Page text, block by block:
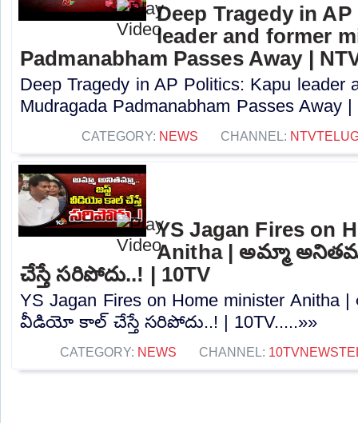
Deep Tragedy in
leader and former
Padmanabham Passes Away |
Deep Tragedy in AP Politics: Kapu leader
Mudragada Padmanabham Passes Away |
CATEGORY: NEWS CHANNEL:
YS Jagan Fires on
Anitha | అమ్మా
చేస్తే సరిపోదు..! | 10TV
YS Jagan Fires on Home minister
వీడియో కాల్ చేస్తే సరిపోదు..! | 10TV.....»»
CATEGORY: NEWS CHANNEL: